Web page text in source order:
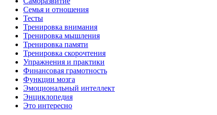
Семья и отношения
Тесты
Тренировка внимания
Тренировка мышления
Тренировка памяти
Тренировка скорочтения
Упражнения и практики
Финансовая грамотность
Функции мозга
Эмоциональный интеллект
Энциклопедия
Это интересно